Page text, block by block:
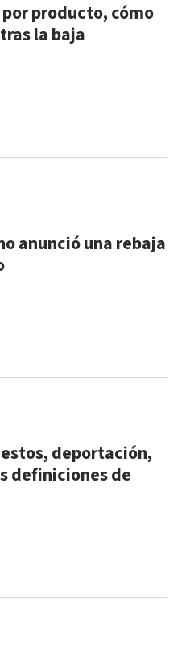
producto, cómo
la baja
anunció una rebaja
deportación,
definiciones de